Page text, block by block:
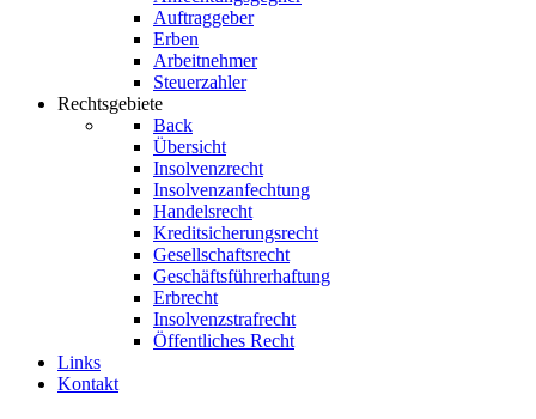
Auftraggeber
Erben
Arbeitnehmer
Steuerzahler
Rechtsgebiete
Back
Übersicht
Insolvenzrecht
Insolvenzanfechtung
Handelsrecht
Kreditsicherungsrecht
Gesellschaftsrecht
Geschäftsführerhaftung
Erbrecht
Insolvenzstrafrecht
Öffentliches Recht
Links
Kontakt